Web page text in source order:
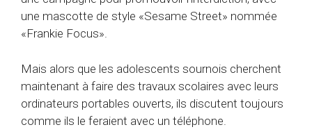
une mascotte de style «Sesame Street» nommée
«Frankie Focus».
Mais alors que les adolescents sournois cherchent
maintenant à faire des travaux scolaires avec leurs
ordinateurs portables ouverts, ils discutent toujours
comme ils le feraient avec un téléphone.